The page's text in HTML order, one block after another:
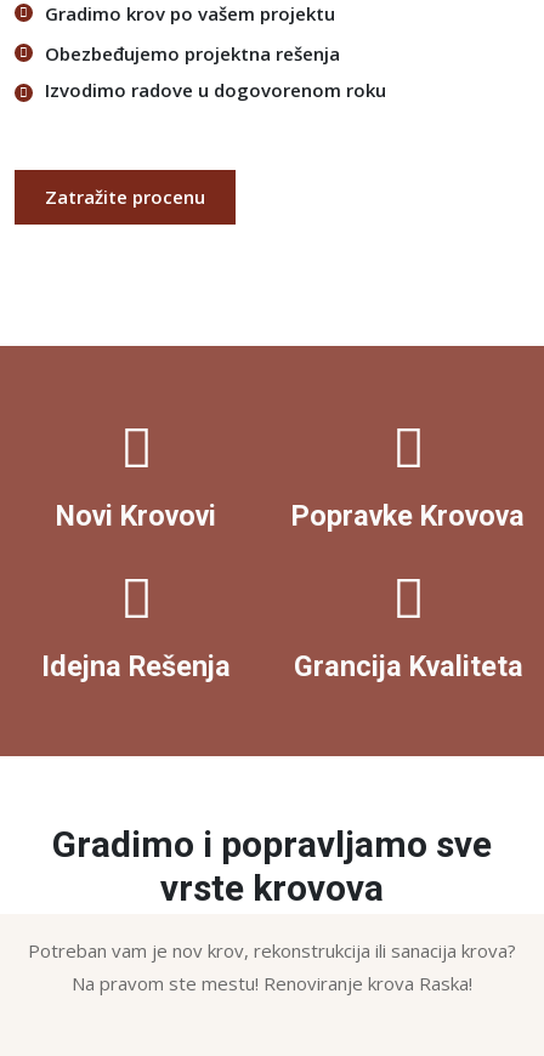
Gradimo krov po vašem projektu
Obezbeđujemo projektna rešenja
Izvodimo radove u dogovorenom roku
Zatražite procenu
Novi Krovovi Popravke Krovova
Idejna Rešenja Grancija Kvaliteta
Gradimo i popravljamo sve
vrste krovova
Potreban vam je nov krov, rekonstrukcija ili sanacija krova?
Na pravom ste mestu! Renoviranje krova Raska!